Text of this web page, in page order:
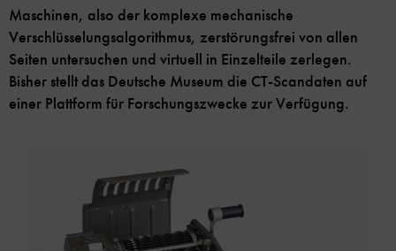
Maschinen, also der komplexe mechanische
Verschlüsselungsalgorithmus, zerstörungsfrei von allen
Seiten untersuchen und virtuell in Einzelteile zerlegen.
Bisher stellt das Deutsche Museum die CT-Scandaten auf
einer Plattform für Forschungszwecke zur Verfügung.